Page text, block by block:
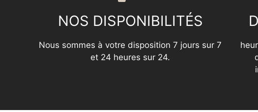
NOS DISPONIBILITÉS
Nous sommes à votre disposition 7 jours sur 7
et 24 heures sur 24.